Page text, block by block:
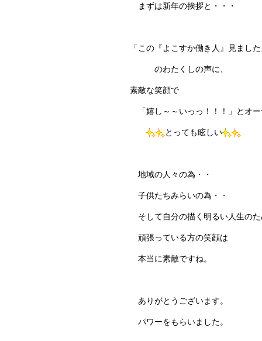
まずは新年の挨拶と・・・
「この『よこすか働き人』見まし
のわたくしの声に、
素敵な笑顔で
「嬉し～～いっっ！！！」とオ
とっても眩しい
地域の人々の為・・
子供たちみらいの為・・
そして自分の描く明るい人生の
頑張っている方の笑顔は
本当に素敵ですね。
ありがとうございます。
パワーをもらいました。